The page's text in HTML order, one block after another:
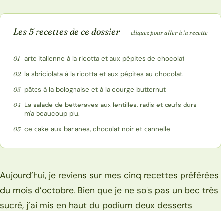
Les 5 recettes de ce dossier cliquez pour aller à la recette
01 arte italienne à la ricotta et aux pépites de chocolat
02 la sbriciolata à la ricotta et aux pépites au chocolat.
03 pâtes à la bolognaise et à la courge butternut
04 La salade de betteraves aux lentilles, radis et œufs durs
m'a beaucoup plu.
05 ce cake aux bananes, chocolat noir et cannelle
Aujourd’hui, je reviens sur mes cinq recettes préférées
du mois d’octobre. Bien que je ne sois pas un bec très
sucré, j’ai mis en haut du podium deux desserts